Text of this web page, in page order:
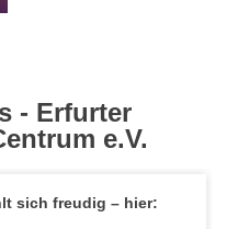
- Erfurter
e.V.
sich freudig – hier: